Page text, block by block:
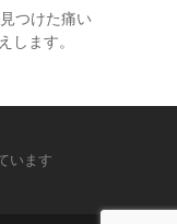
つけた痛い
します。
います